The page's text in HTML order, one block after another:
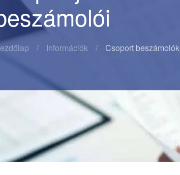
Információk Csoport beszámolók